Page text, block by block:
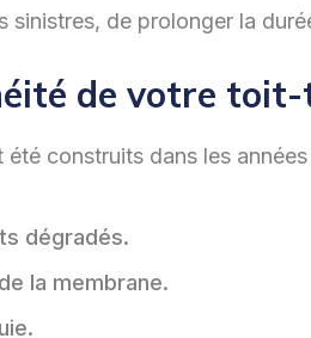
sinistres, de prolonger la
de votre
construits dans les
dégradés.
la membrane.